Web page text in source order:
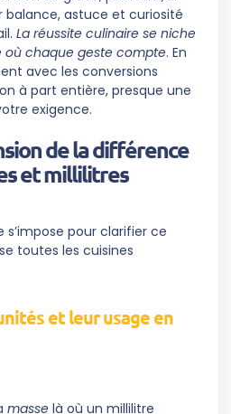
balance, astuce et curiosité
La réussite culinaire se niche
où chaque geste compte. En
avec les conversions
à part entière, presque une
exigence.
de la différence
et millilitres
pour clarifier ce
toutes les cuisines
et leur usage en
masse là où un millilitre